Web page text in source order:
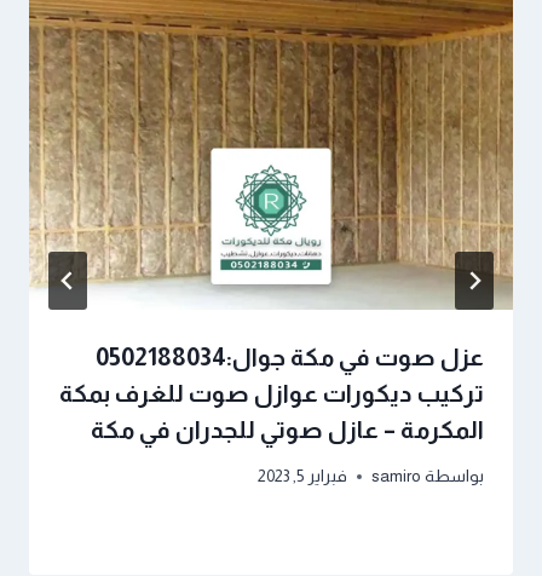
عزل صوت في مكة جوال:0502188034
تركيب ديكورات عوازل صوت للغرف بمكة
المكرمة – عازل صوتي للجدران في مكة
بواسطة samiro فبراير 5, 2023